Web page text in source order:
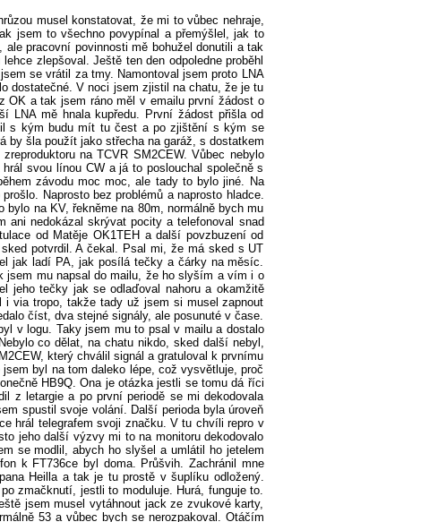
roger roger 53 53 53 stále dokola, včetně značek, zpátky se mi dostává potvrzení o reportu, no blázinec a nervy mám na pochodu, adrenalín se mnou slušně mlátí. Na závěr děkuji za moje první SSB QSO, ani jsem nedoufal, že to uslyší, slyšel a moc mi gratuloval a rozloučil se. Tak tohle spojení jsem rozdejchával hooodně dlouho a volal jsem opět každému na koho jsem si vzpomněl od OK1MAQ přes OK1MZM, OK1WMV a nevím kým konče. Prostě každému. Blahopřál mi i Matěj OK1TEH a Zdeněk OK1DFC. Paráda a jsem na vrcholu blaha. Teď už mě nemůže nic překvapit. Tak si tak píšu s Matějem o EME přes chat a najednou mi píše, že mi domluvil první sked mimo EU s W7AMI. Jaká radost a to už jsem to chtěl zabalit a odjet. Ostatně měsíc už skoro zapadá, jestli to spojení vůbec stihnu udělat. Jenže to už mí píše W7AMI kmitočet a first a už mi kreslí monitor. Jsem nadšen a klikám do políčka a zapínám periodu. Hraje tu i na repro a znatelně slyším jednotlivé tóny modulace. A tady se dopouším další chyby. V návalu nadšení jsem si nezkontroloval políčko jaké vysílám, prostě jsem rychle kliknul a už aby to vysílalo. Kdo rychle dává, dvakrát dává, tu platí stejně jako na KV. Hrozně se divím proč už po čtvrté za sebou mi dává to samé, jakoby mne neslyšel. Výkon mi to dává, nasměrováno mám dobře, tak kde je problém. Prostě tu mám čtyřikát nad sebou OK3RM W7AMI a 4znaky lokátoru. Tak mu píšu po chatu, že ho slyším -21dB a posílám mu OOO a ptám se, jestli mne slyší. A to je další moje chyba, na kterou okamžitě reaguje Matěj OK1TEH a napomíná mne, že dokud není QSO hotové není slušné se zmiňovat o odesílaném reportu. Přidá se i W7AMI a píše QSO není kompletní. Stydím se, vypínám vysílání a snažím se přijít na to, čím to může být. Moje blbost a už to vidím a klaním se před W7AMI. I když bylo jasné, že QSO uděláme, protože jsme se oba ve špičkách slyšeli i na repro a signálově jsme byli na -19dB, tak já jsem na něj neustále posílal RO RO RO a protože on ode mne nedostal OOO, tak prostě jel neustále to samé. Dokud bych mu je neposlal a on je nepřijal, tak by opakoval neustále svoje až do západu Měsíce. Jednoduchá náprava, jen jsem překliknul políčko a poslal mu OOO a v další periodě už přišlo pokračování QSO. Pak již nic nebránilo dokončení QSO. Jak se říká, dokud není naplněna litera zákona ….... Pan operátor. Takže jsem se ozval na chatu až po skončení QSO a omluvil se za svou neslušnost a neznalost novice na EME. Ani jsem nečekal, že bude moje omluva přijata a tak nějak čekal se sklopenýma ušima, jestli mi bude odpuštěno. Opak byl pravdou. Matěj i W7AMI byli nadšeni uskutečněným QSO, stejně jako já a pro mne to bylo první outside EU QSO. C